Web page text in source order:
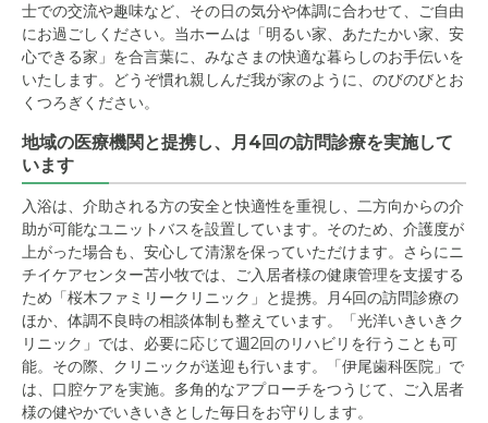
士での交流や趣味など、その日の気分や体調に合わせて、ご自由
にお過ごしください。当ホームは「明るい家、あたたかい家、安
心できる家」を合言葉に、みなさまの快適な暮らしのお手伝いを
いたします。どうぞ慣れ親しんだ我が家のように、のびのびとお
くつろぎください。
地域の医療機関と提携し、月4回の訪問診療を実施して
います
入浴は、介助される方の安全と快適性を重視し、二方向からの介
助が可能なユニットバスを設置しています。そのため、介護度が
上がった場合も、安心して清潔を保っていただけます。さらにニ
チイケアセンター苫小牧では、ご入居者様の健康管理を支援する
ため「桜木ファミリークリニック」と提携。月4回の訪問診療の
ほか、体調不良時の相談体制も整えています。「光洋いきいきク
リニック」では、必要に応じて週2回のリハビリを行うことも可
能。その際、クリニックが送迎も行います。「伊尾歯科医院」で
は、口腔ケアを実施。多角的なアプローチをつうじて、ご入居者
様の健やかでいきいきとした毎日をお守りします。